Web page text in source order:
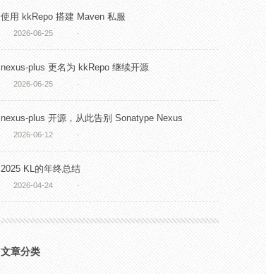
使用 kkRepo 搭建 Maven 私服
2026-06-25 ·
nexus-plus 更名为 kkRepo 继续开源
2026-06-25 ·
nexus-plus 开源，从此告别 Sonatype Nexus
2026-06-12 ·
2025 KL的年终总结
2026-04-24 ·
文章分类